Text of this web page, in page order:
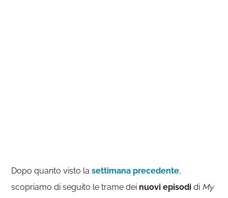
Dopo quanto visto lasettimana precedente,
scopriamo di seguito le trame dei nuovi episodi di My